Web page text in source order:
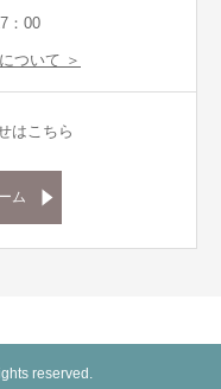
：00
ついて ＞
はこちら
ム
reserved.